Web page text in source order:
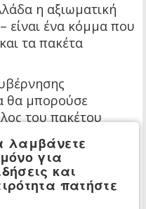
η αξιωματική
είναι ένα κόμμα που
τα πακέτα
θα μπορούσε
του πακέτου
όλοι γνωρίζουν»,
λαμβάνετε
για
και
πατήστε